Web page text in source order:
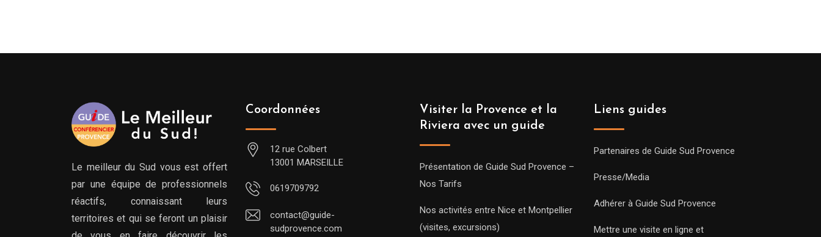
Le meilleur du Sud vous est offert
par une équipe de professionnels
réactifs, connaissant leurs
territoires et qui se feront un plaisir
Coordonnées
12 rue Colbert
13001 MARSEILLE
0619709792
contact@guide-
sudprovence.com
Visiter la Provence et la
Riviera avec un guide
Présentation de Guide Sud Provence –
Nos Tarifs
Nos activités entre Nice et Montpellier
(visites, excursions)
Liens guides
Partenaires de Guide Sud Provence
Presse/Media
Adhérer à Guide Sud Provence
Mettre une visite en ligne et